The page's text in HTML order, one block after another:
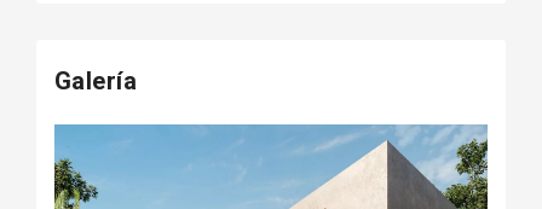
Galería